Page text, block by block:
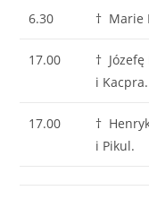
6.30 † Marie
17.00
†
i Kacpra.
17.00
†
i Pikul.